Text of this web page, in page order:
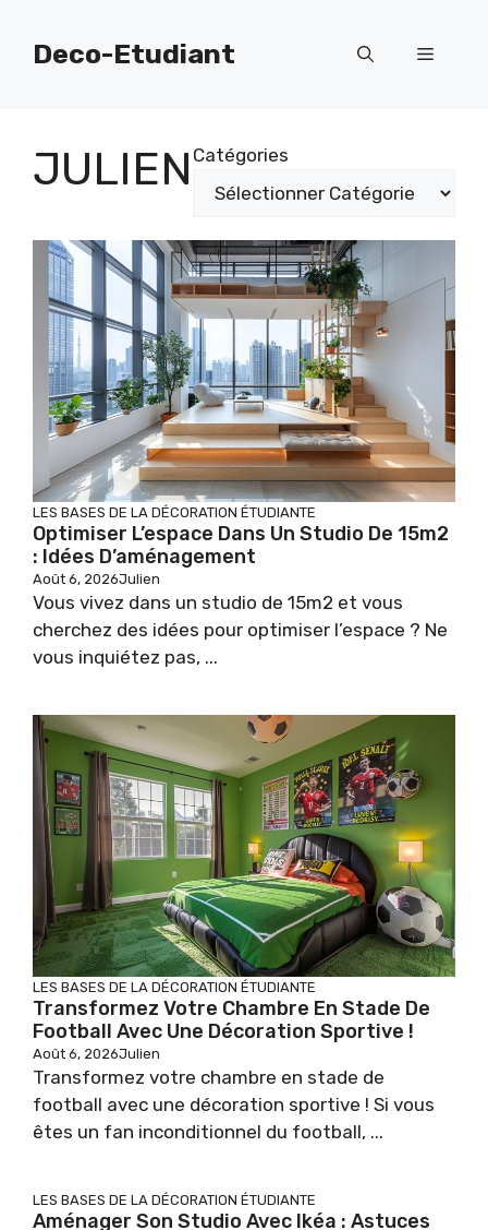
contenuDeco-Etudiant Menu
JULIEN Catégories
LES BASES DE LA DÉCORATION ÉTUDIANTE
Optimiser L’espace Dans Un Studio De 15m2
: Idées D’aménagement
Août 6, 2026Julien
Vous vivez dans un studio de 15m2 et vous
cherchez des idées pour optimiser l’espace ? Ne
vous inquiétez pas, ...
LES BASES DE LA DÉCORATION ÉTUDIANTE
Transformez Votre Chambre En Stade De
Football Avec Une Décoration Sportive !
Août 6, 2026Julien
Transformez votre chambre en stade de
football avec une décoration sportive ! Si vous
êtes un fan inconditionnel du football, ...
LES BASES DE LA DÉCORATION ÉTUDIANTE
Aménager Son Studio Avec Ikéa : Astuces